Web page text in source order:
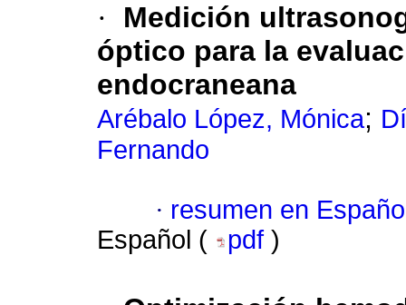
·
Medición
óptico para la
endocraneana
Arébalo López, Mónica;
Fernando
· resumen en
Español (
pdf )